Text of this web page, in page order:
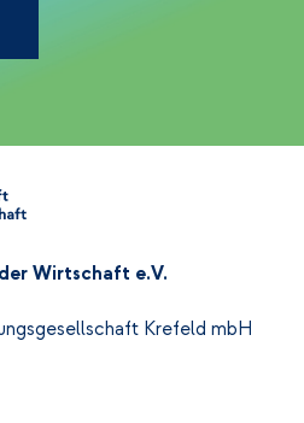
Wirtschaft e.V.
Krefeld mbH